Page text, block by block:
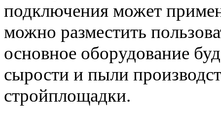
подключения может
можно разместить
основное оборудование
сырости и пыли
стройплощадки.